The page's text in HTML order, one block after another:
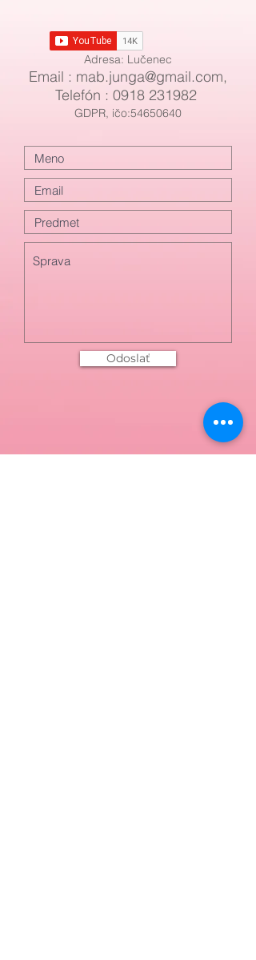
Adresa: Lučenec
Email : mab.junga@gmail.com,
Telefón : 0918 231982
GDPR, ičo:54650640
Odoslať